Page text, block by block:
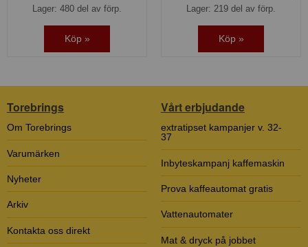
Lager: 480 del av förp.
Köp »
Lager: 219 del av förp.
Köp »
Torebrings
Om Torebrings
Varumärken
Nyheter
Arkiv
Kontakta oss direkt
Vårt erbjudande
extratipset kampanjer v. 32-
37
Inbyteskampanj kaffemaskin
Prova kaffeautomat gratis
Vattenautomater
Mat & dryck på jobbet